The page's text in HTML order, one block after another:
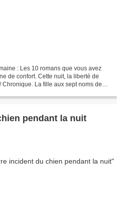
: Les 10 romans que vous avez
de confort. Cette nuit, la liberté de
La fille aux sept noms de
pendant la nuit